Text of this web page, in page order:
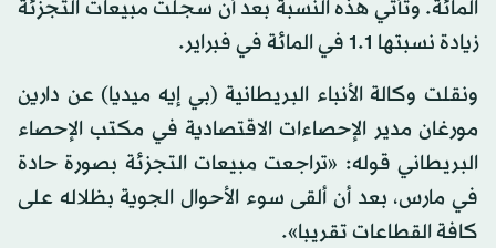
المائة. وتأتي هذه النسبة بعد أن سجلت مبيعات التجزئة
زيادة نسبتها 1.1 في المائة في فبراير.
ونقلت وكالة الأنباء البريطانية (بي إيه ميديا) عن دارين
مورغان مدير الإحصاءات الاقتصادية في مكتب الإحصاء
البريطاني قوله: «تراجعت مبيعات التجزئة بصورة حادة
في مارس، بعد أن ألقى سوء الأحوال الجوية بظلاله على
كافة القطاعات تقريبا».